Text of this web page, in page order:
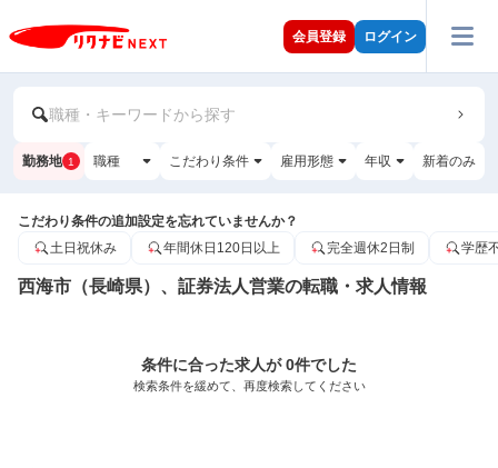
会員登録 ログイン
職種・キーワードから探す
勤務地 1 職種 こだわり条件 雇用形態 年収 新着のみ
こだわり条件の追加設定を忘れていませんか？
土日祝休み
年間休日120日以上 完全週休2日制 学歴
西海市（長崎県）、証券法人営業の転職・求人情報
条件に合った求人が 0件でした
検索条件を緩めて、再度検索してください